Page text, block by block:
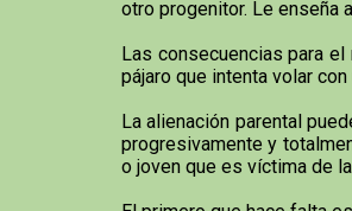
otro progenitor. Le enseña
Las consecuencias para
pájaro que intenta volar con
La alienación parental
progresivamente y
o joven que es víctima de